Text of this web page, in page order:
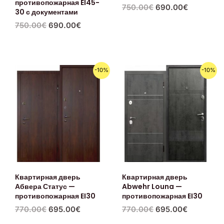
противопожарная EI45-
30 с документами
750.00€ 690.00€
750.00€ 690.00€
-10%
Квартирная дверь
Абвера Статус —
противопожарная EI30
770.00€
Первоначальная
составляла
770.00€.
695.00€
Текущая
цена:
-10%
Квартирная дверь
Abwehr Louna —
противопожарная EI30
770.00€
Первоначальная
составляла
770.00€.
695.00€
Текущая
цена:
695.00€.